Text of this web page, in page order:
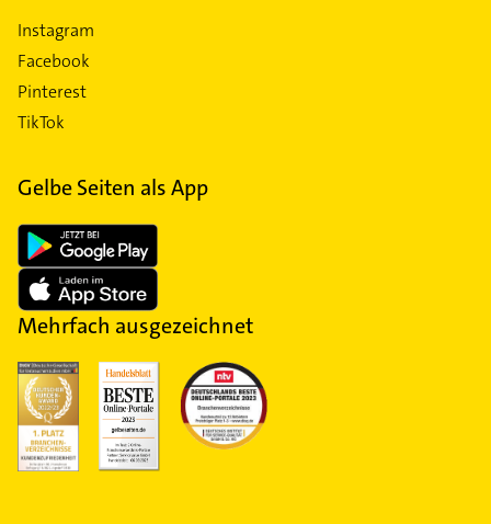
Instagram
Facebook
Pinterest
TikTok
Gelbe Seiten als App
Mehrfach ausgezeichnet